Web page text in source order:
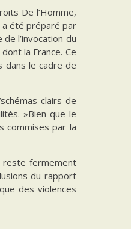
De l’Homme,
a été préparé par
l’invocation du
la France. Ce
dans le cadre de
clairs de
»Bien que le
commises par la
reste fermement
du rapport
des violences